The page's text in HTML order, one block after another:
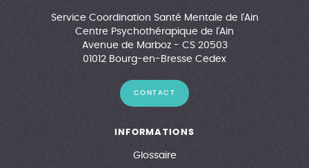
Service Coordination Santé Mentale de l'Ain
Centre Psychothérapique de l'Ain
Avenue de Marboz - CS 20503
01012 Bourg-en-Bresse Cedex
CONTACT
INFORMATIONS
Glossaire